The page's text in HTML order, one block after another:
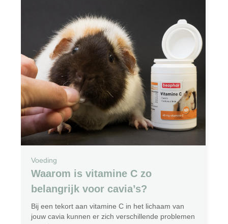
Voeding
Waarom is vitamine C zo
belangrijk voor cavia’s?
Bij een tekort aan vitamine C in het lichaam van
jouw cavia kunnen er zich verschillende problemen